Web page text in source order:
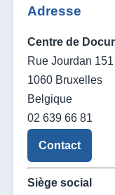
Adresse
Centre de
Rue Jourdan 151
1060 Bruxelles
Belgique
02 639 66 81
Contact
Siège social